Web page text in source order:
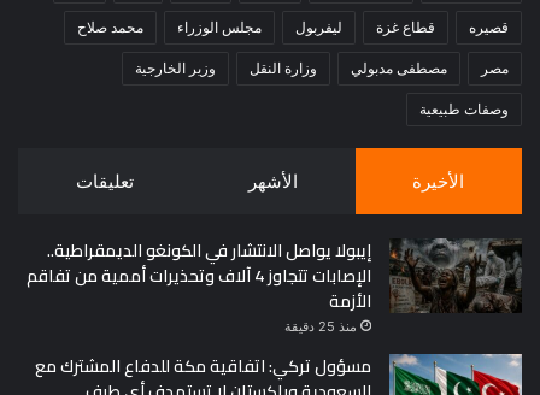
قصيره قطاع غزة ليفربول مجلس الوزراء محمد صلاح
مصر مصطفى مدبولي وزارة النقل وزير الخارجية
وصفات طبيعية
الأخيرة الأشهر تعليقات
إيبولا يواصل الانتشار في الكونغو الديمقراطية..
الإصابات تتجاوز 4 آلاف وتحذيرات أممية من تفاقم
الأزمة
منذ 25 دقيقة
مسؤول تركي: اتفاقية مكة للدفاع المشترك مع